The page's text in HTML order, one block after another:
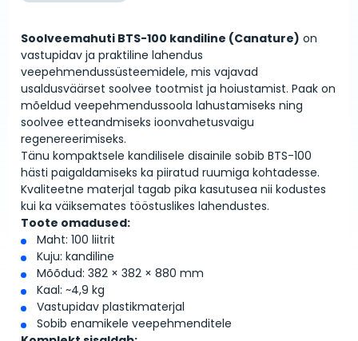
Soolveemahuti BTS-100 kandiline (Canature) on
vastupidav ja praktiline lahendus
veepehmendussüsteemidele, mis vajavad
usaldusväärset soolvee tootmist ja hoiustamist. Paak on
mõeldud veepehmendussoola lahustamiseks ning
soolvee etteandmiseks ioonvahetusvaigu
regenereerimiseks.
Tänu kompaktsele kandilisele disainile sobib BTS-100
hästi paigaldamiseks ka piiratud ruumiga kohtadesse.
Kvaliteetne materjal tagab pika kasutusea nii kodustes
kui ka väiksemates tööstuslikes lahendustes.
Toote omadused:
Maht: 100 liitrit
Kuju: kandiline
Mõõdud: 382 × 382 × 880 mm
Kaal: ~4,9 kg
Vastupidav plastikmaterjal
Sobib enamikele veepehmenditele